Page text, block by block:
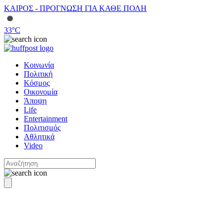
ΚΑΙΡΟΣ - ΠΡΟΓΝΩΣΗ ΓΙΑ ΚΑΘΕ ΠΟΛΗ
33°C
Κοινωνία
Πολιτική
Κόσμος
Οικονομία
Άποψη
Life
Entertainment
Πολιτισμός
Αθλητικά
Video